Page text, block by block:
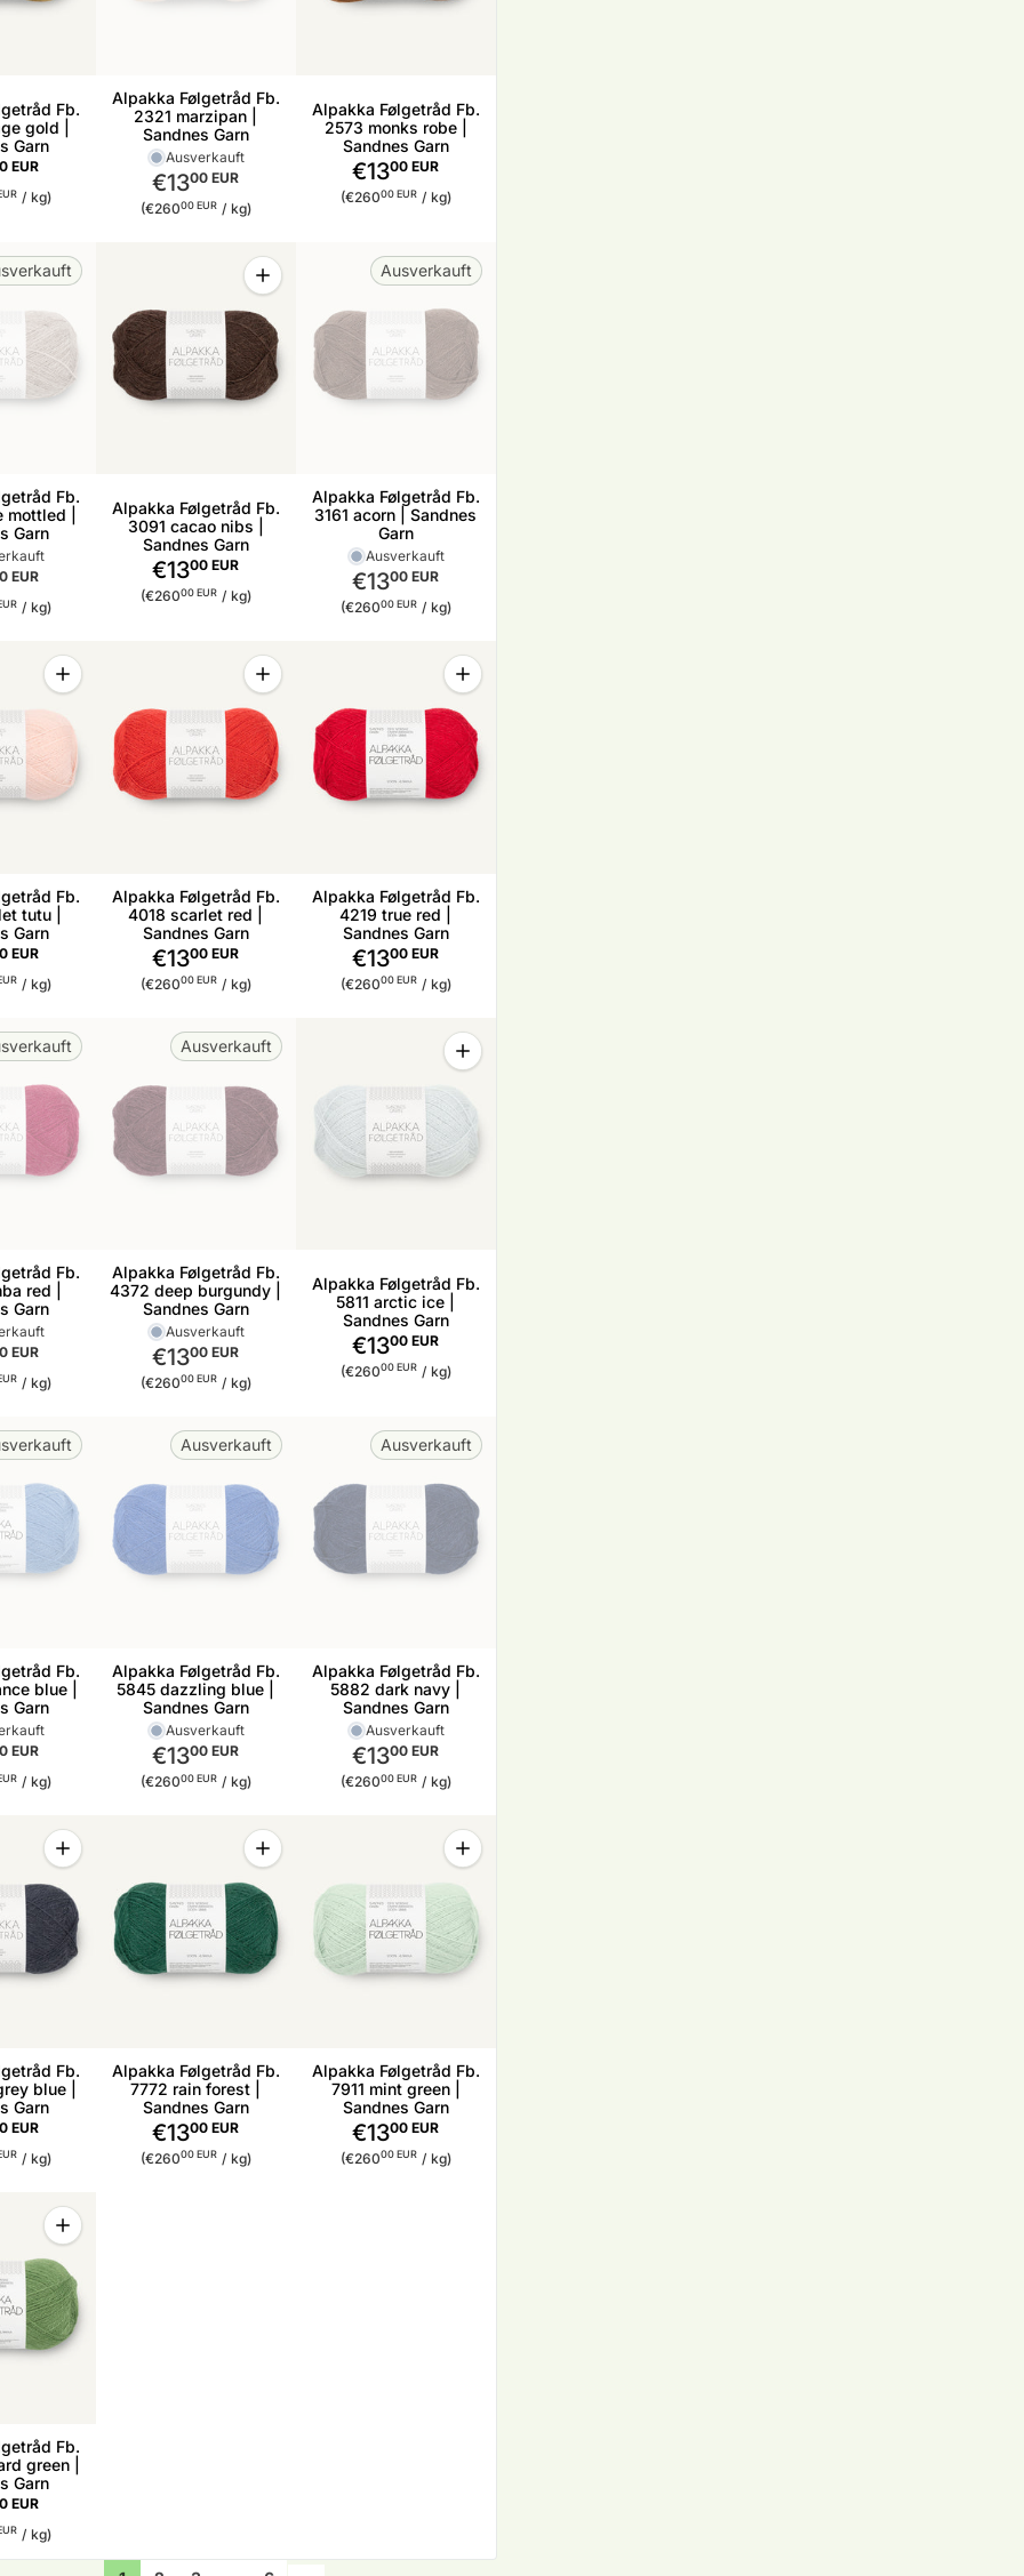
Fb.
gold |
Garn
EUR
/ pro
kg)
Alpakka Følgetråd Fb.
2321 marzipan |
Sandnes Garn
Ausverkauft
€1300 EUR
Stückpreis
(€26000 EUR / pro
kg)
Alpakka Følgetråd Fb.
2573 monks robe |
Sandnes Garn
€1300 EUR
Stückpreis
(€26000 EUR / pro
kg)
Fb.
|
Garn
EUR
/ pro
kg)
Alpakka Følgetråd Fb.
3091 cacao nibs |
Sandnes Garn
€1300 EUR
Stückpreis
(€26000 EUR / pro
kg)
Menge
Menge für Alpakka Følgetråd Fb. 3091 cacao nibs | Sandnes Garn erhöhen
Alpakka Følgetråd Fb.
3161 acorn | Sandnes
Garn
Ausverkauft
€1300 EUR
Stückpreis
(€26000 EUR / pro
kg)
Ausverkauft
Fb.
tutu |
Garn
EUR
/ pro
kg)
Menge
Menge für Alpakka Følgetråd Fb. 3509 ballet tutu | Sandnes Garn erhöhen
Alpakka Følgetråd Fb.
4018 scarlet red |
Sandnes Garn
€1300 EUR
Stückpreis
(€26000 EUR / pro
kg)
Menge
Menge für Alpakka Følgetråd Fb. 4018 scarlet red | Sandnes Garn erhöhen
Alpakka Følgetråd Fb.
4219 true red |
Sandnes Garn
€1300 EUR
Stückpreis
(€26000 EUR / pro
kg)
Menge
Menge für Alpakka Følgetråd Fb. 4219 true red | Sandnes Garn erhöhen
Fb.
red |
Garn
EUR
/ pro
kg)
Alpakka Følgetråd Fb.
4372 deep burgundy |
Sandnes Garn
Ausverkauft
€1300 EUR
Stückpreis
(€26000 EUR / pro
kg)
Ausverkauft
Alpakka Følgetråd Fb.
5811 arctic ice |
Sandnes Garn
€1300 EUR
Stückpreis
(€26000 EUR / pro
kg)
Menge
Menge für Alpakka Følgetråd Fb. 5811 arctic ice | Sandnes Garn erhöhen
Fb.
blue |
Garn
EUR
/ pro
kg)
Alpakka Følgetråd Fb.
5845 dazzling blue |
Sandnes Garn
Ausverkauft
€1300 EUR
Stückpreis
(€26000 EUR / pro
kg)
Ausverkauft
Alpakka Følgetråd Fb.
5882 dark navy |
Sandnes Garn
Ausverkauft
€1300 EUR
Stückpreis
(€26000 EUR / pro
kg)
Ausverkauft
Fb.
blue |
Garn
EUR
/ pro
kg)
Menge
Menge für Alpakka Følgetråd Fb. 6581 dark grey blue | Sandnes Garn erhöhen
Alpakka Følgetråd Fb.
7772 rain forest |
Sandnes Garn
€1300 EUR
Stückpreis
(€26000 EUR / pro
kg)
Menge
Menge für Alpakka Følgetråd Fb. 7772 rain forest | Sandnes Garn erhöhen
Alpakka Følgetråd Fb.
7911 mint green |
Sandnes Garn
€1300 EUR
Stückpreis
(€26000 EUR / pro
kg)
Menge
Menge für Alpakka Følgetråd Fb. 7911 mint green | Sandnes Garn erhöhen
Fb.
green |
Garn
EUR
/ pro
kg)
Menge
Menge für Alpakka Følgetråd Fb. 8753 vineyard green | Sandnes Garn erhöhen